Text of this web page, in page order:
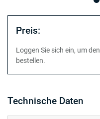
Preis:
Loggen Sie sich ein, um
bestellen.
Technische Daten